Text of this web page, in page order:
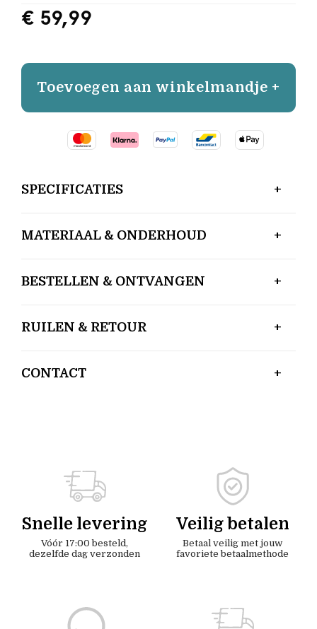
€ 59,99
Toevoegen aan winkelmandje +
SPECIFICATIES
MATERIAAL & ONDERHOUD
BESTELLEN & ONTVANGEN
RUILEN & RETOUR
CONTACT
Snelle levering
Vóór 17:00 besteld,
dezelfde dag verzonden
Veilig betalen
Betaal veilig met jouw
favoriete betaalmethode